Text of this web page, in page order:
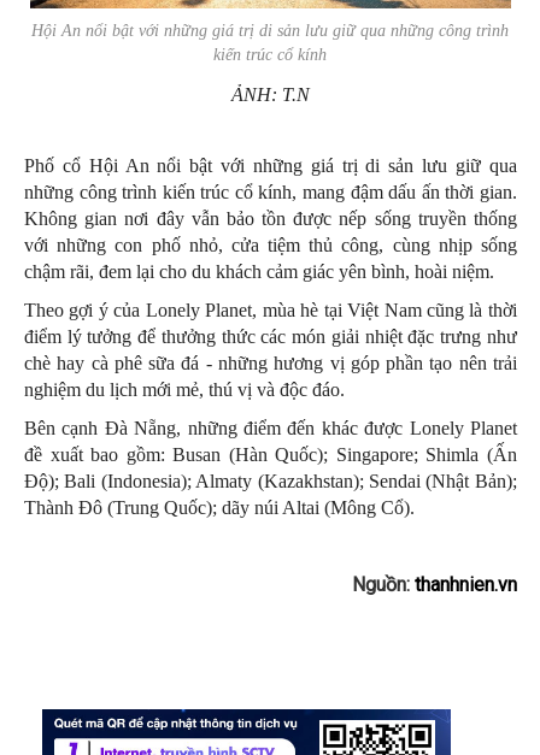
Hội An nổi bật với những giá trị di sản lưu giữ qua những công trình
kiến trúc cổ kính
ẢNH: T.N
Phố cổ Hội An nổi bật với những giá trị di sản lưu giữ qua
những công trình kiến trúc cổ kính, mang đậm dấu ấn thời gian.
Không gian nơi đây vẫn bảo tồn được nếp sống truyền thống
với những con phố nhỏ, cửa tiệm thủ công, cùng nhịp sống
chậm rãi, đem lại cho du khách cảm giác yên bình, hoài niệm.
Theo gợi ý của Lonely Planet, mùa hè tại Việt Nam cũng là thời
điểm lý tưởng để thưởng thức các món giải nhiệt đặc trưng như
chè hay cà phê sữa đá - những hương vị góp phần tạo nên trải
nghiệm du lịch mới mẻ, thú vị và độc đáo.
Bên cạnh Đà Nẵng, những điểm đến khác được Lonely Planet
đề xuất bao gồm: Busan (Hàn Quốc); Singapore; Shimla (Ấn
Độ); Bali (Indonesia); Almaty (Kazakhstan); Sendai (Nhật Bản);
Thành Đô (Trung Quốc); dãy núi Altai (Mông Cổ).
Nguồn: thanhnien.vn